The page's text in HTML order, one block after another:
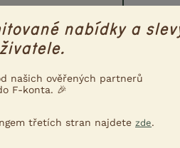
Pacifica X Taste
Acana Pacifica.
psovi nesedla.
nabídky a
našich ověřených partnerů
F-konta. 🎉
třetích stran najdete zde.